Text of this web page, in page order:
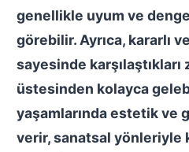
genellikle uyum ve
görebilir. Ayrıca, kararlı
sayesinde karşılaştıkları
üstesinden kolayca
yaşamlarında estetik ve
verir, sanatsal yönleriyle